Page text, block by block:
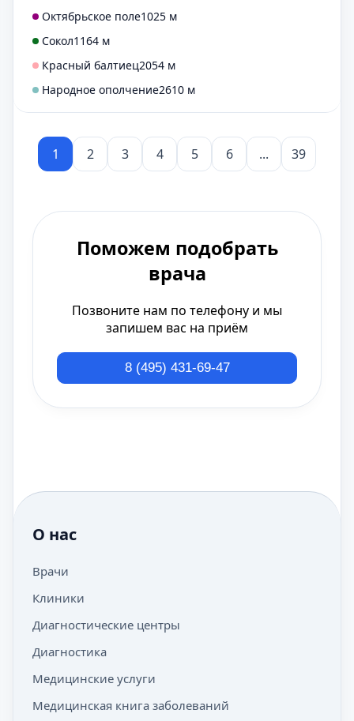
Октябрьское поле1025 м
Сокол1164 м
Красный балтиец2054 м
Народное ополчение2610 м
1 2 3 4 5 6 ... 39
Поможем подобрать
врача
Позвоните нам по телефону и мы
запишем вас на приём
8 (495) 431-69-47
О нас
Врачи
Клиники
Диагностические центры
Диагностика
Медицинские услуги
Медицинская книга заболеваний